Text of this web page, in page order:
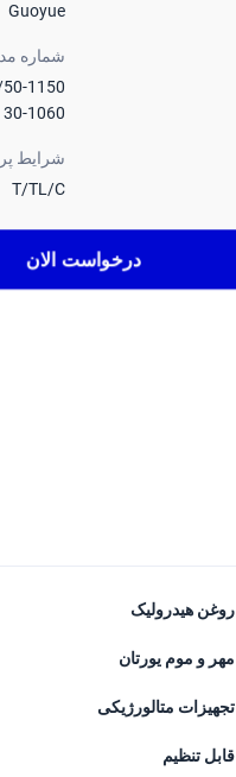
Guoyue
شماره
30-1060
شرایط
T/TL/C
درخواست الان
روغن هیدرولیک
مهر و موم یورتان
تجهیزات متالورژیکی
قابل تنظیم